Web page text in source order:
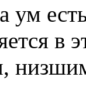
ум
в